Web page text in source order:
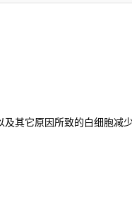
其它原因所致的白细胞减